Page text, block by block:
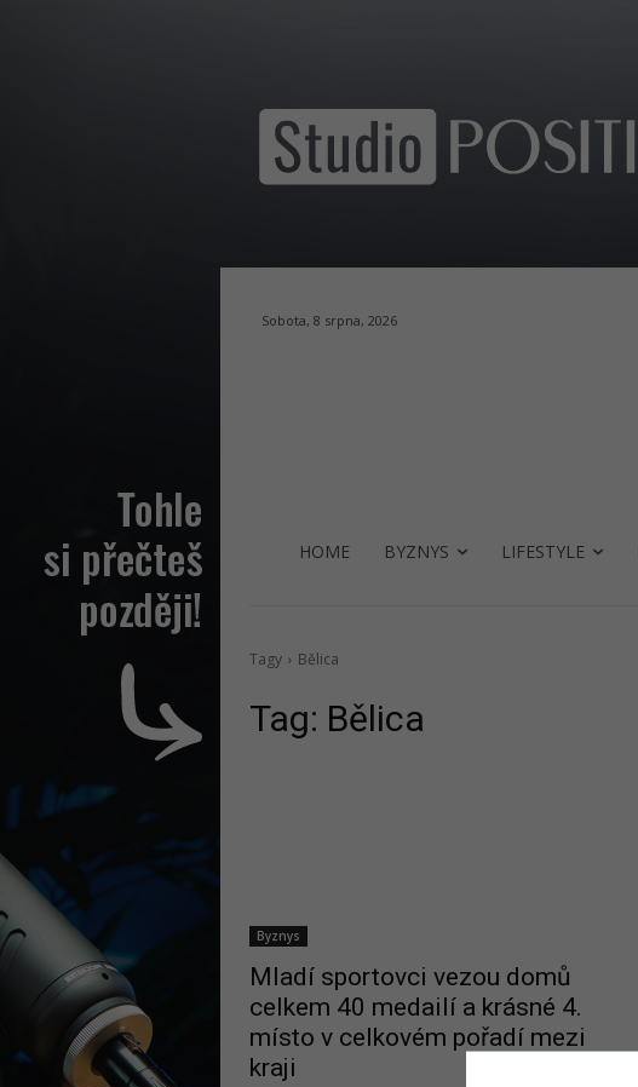
Sobota, 8 srpna, 2026
HOME BYZNYS LIFESTYLE
Tagy Bělica
Tag: Bělica
Byznys
Mladí sportovci vezou domů
celkem 40 medailí a krásné 4.
místo v celkovém pořadí mezi
kraji